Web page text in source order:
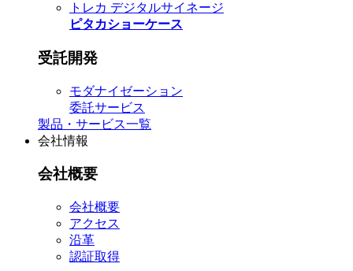
トレカ デジタルサイネージ
ピタカショーケース
受託開発
モダナイゼーション
委託サービス
製品・サービス一覧
会社情報
会社概要
会社概要
アクセス
沿革
認証取得